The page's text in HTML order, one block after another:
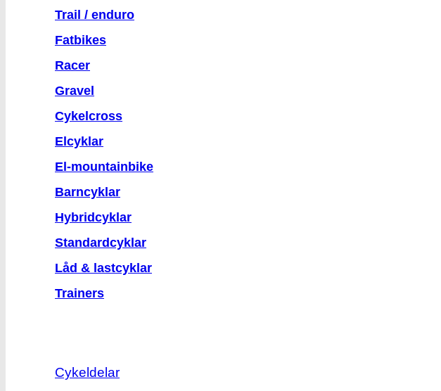
Trail / enduro
Fatbikes
Racer
Gravel
Cykelcross
Elcyklar
El-mountainbike
Barncyklar
Hybridcyklar
Standardcyklar
Låd & lastcyklar
Trainers
Cykeldelar